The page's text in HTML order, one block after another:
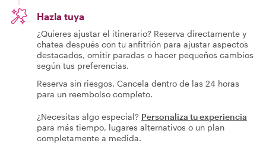
Hazla tuya
¿Quieres ajustar el itinerario? Reserva directamente y
chatea después con tu anfitrión para ajustar aspectos
destacados, omitir paradas o hacer pequeños cambios
según tus preferencias.
Reserva sin riesgos. Cancela dentro de las 24 horas
para un reembolso completo.
¿Necesitas algo especial? Personaliza tu experiencia
para más tiempo, lugares alternativos o un plan
completamente a medida.